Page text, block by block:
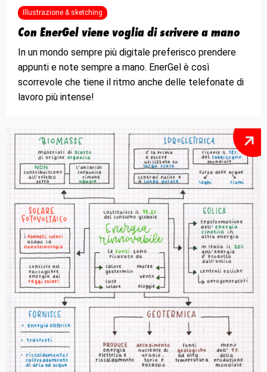
Illustrazione & sketching
Con EnerGel viene voglia di scrivere a mano
In un mondo sempre più digitale preferisco prendere
appunti e note sempre a mano. EnerGel è così
scorrevole che tiene il ritmo anche delle telefonate di
lavoro più intense!